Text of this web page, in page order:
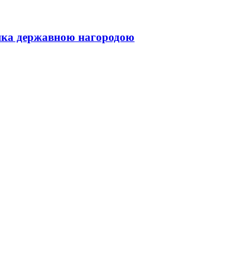
державною нагородою